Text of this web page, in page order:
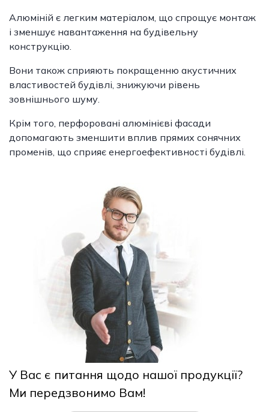
Алюміній є легким матеріалом, що спрощує монтаж
і зменшує навантаження на будівельну
конструкцію.
Вони також сприяють покращенню акустичних
властивостей будівлі, знижуючи рівень
зовнішнього шуму.
Крім того, перфоровані алюмінієві фасади
допомагають зменшити вплив прямих сонячних
променів, що сприяє енергоефективності будівлі.
У Вас є питання щодо нашої продукції?
Ми передзвонимо Вам!